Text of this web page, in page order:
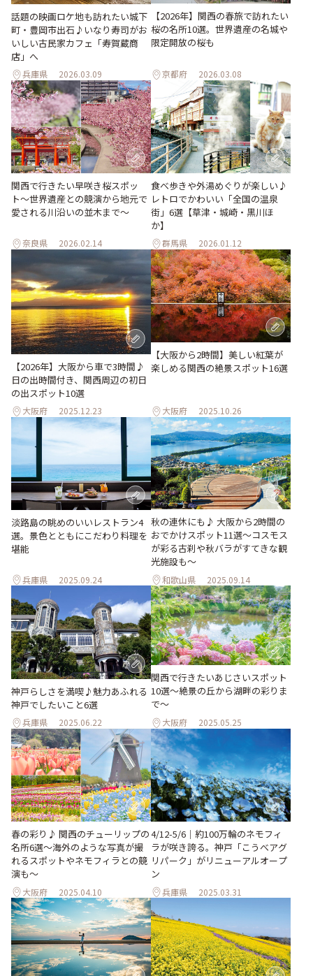
話題の映画ロケ地も訪れたい城下
町・豊岡市出石♪いなり寿司がお
いしい古民家カフェ「寿賀蔵商
店」へ
兵庫県 2026.03.09
【2026年】関西の春旅で訪れたい
桜の名所10選。世界遺産の名城や
限定開放の桜も
京都府 2026.03.08
関西で行きたい早咲き桜スポッ
ト〜世界遺産との競演から地元で
愛される川沿いの並木まで〜
奈良県 2026.02.14
食べ歩きや外湯めぐりが楽しい♪
レトロでかわいい「全国の温泉
街」6選【草津・城崎・黒川ほ
か】
群馬県 2026.01.12
【2026年】大阪から車で3時間♪
日の出時間付き、関西周辺の初日
の出スポット10選
大阪府 2025.12.23
【大阪から2時間】美しい紅葉が
楽しめる関西の絶景スポット16選
大阪府 2025.10.26
淡路島の眺めのいいレストラン4
選。景色とともにこだわり料理を
堪能
兵庫県 2025.09.24
秋の連休にも♪ 大阪から2時間の
おでかけスポット11選～コスモス
が彩る古刹や秋バラがすてきな観
光施設も～
和歌山県 2025.09.14
神戸らしさを満喫♪魅力あふれる
神戸でしたいこと6選
兵庫県 2025.06.22
関西で行きたいあじさいスポット
10選〜絶景の丘から湖畔の彩りま
で〜
大阪府 2025.05.25
春の彩り♪ 関西のチューリップの
名所6選～海外のような写真が撮
れるスポットやネモフィラとの競
演も～
大阪府 2025.04.10
4/12-5/6｜約100万輪のネモフィ
ラが咲き誇る。神戸「こうべアグ
リパーク」がリニューアルオープ
ン
兵庫県 2025.03.31